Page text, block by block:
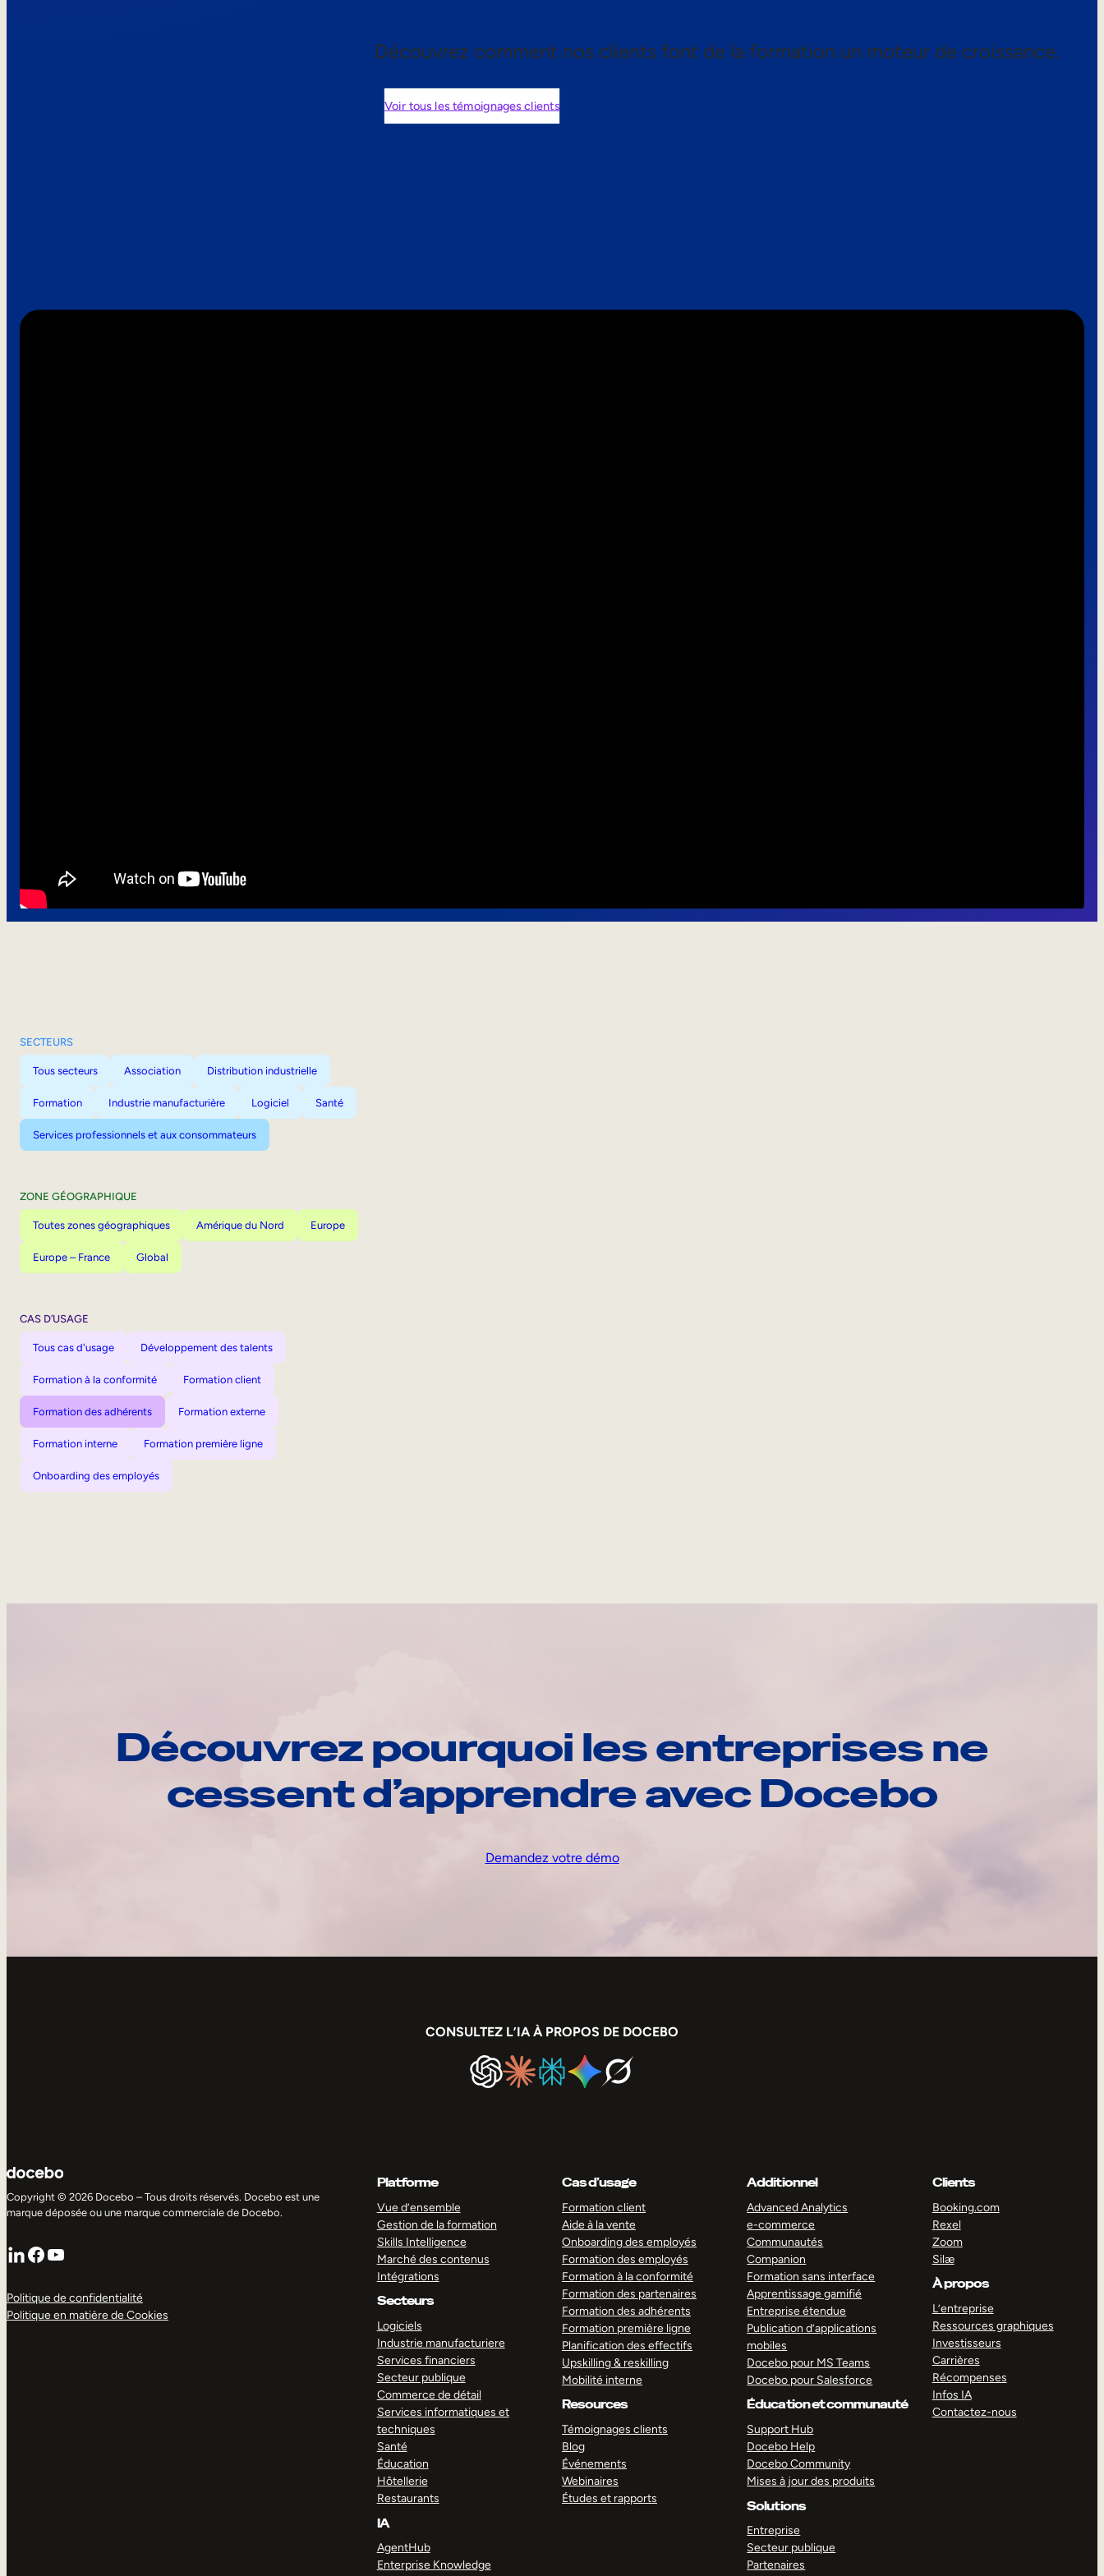
Découvrez comment nos clients font de la formation un moteur de croissance.
Voir tous les témoignages clients
SECTEURS
Tous secteurs Association Distribution industrielle
Formation Industrie manufacturière Logiciel Santé
Services professionnels et aux consommateurs
ZONE GÉOGRAPHIQUE
Toutes zones géographiques Amérique du Nord Europe
Europe – France Global
CAS D’USAGE
Tous cas d'usage Développement des talents
Formation à la conformité Formation client
Formation des adhérents Formation externe
Formation interne Formation première ligne
Onboarding des employés
Découvrez pourquoi les entreprises ne
cessent d’apprendre avec Docebo
Demandez votre démo
CONSULTEZ L’IA À PROPOS DE DOCEBO
Copyright © 2026 Docebo – Tous droits réservés. Docebo est une
marque déposée ou une marque commerciale de Docebo.
LinkedIn
Facebook
YouTube
Politique de confidentialité
Politique en matière de Cookies
Platforme
Vue d’ensemble
Gestion de la formation
Skills Intelligence
Marché des contenus
Intégrations
Secteurs
Logiciels
Industrie manufacturiere
Services financiers
Secteur publique
Commerce de détail
Services informatiques et
techniques
Santé
Éducation
Hôtellerie
Restaurants
IA
AgentHub
Enterprise Knowledge
Cas d’usage
Formation client
Aide à la vente
Onboarding des employés
Formation des employés
Formation à la conformité
Formation des partenaires
Formation des adhérents
Formation première ligne
Planification des effectifs
Upskilling & reskilling
Mobilité interne
Resources
Témoignages clients
Blog
Événements
Webinaires
Études et rapports
Additionnel
Advanced Analytics
e-commerce
Communautés
Companion
Formation sans interface
Apprentissage gamifié
Entreprise étendue
Publication d’applications
mobiles
Docebo pour MS Teams
Docebo pour Salesforce
Éducation et communauté
Support Hub
Docebo Help
Docebo Community
Mises à jour des produits
Solutions
Entreprise
Secteur publique
Partenaires
Clients
Booking.com
Rexel
Zoom
Silæ
À propos
L’entreprise
Ressources graphiques
Investisseurs
Carrières
Récompenses
Infos IA
Contactez-nous